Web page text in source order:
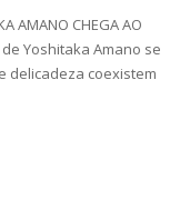
AMANO CHEGA AO
Yoshitaka Amano se
delicadeza coexistem